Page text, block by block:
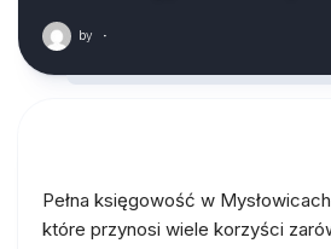
by ·
Pełna księgowość w
które przynosi wiele korzyści